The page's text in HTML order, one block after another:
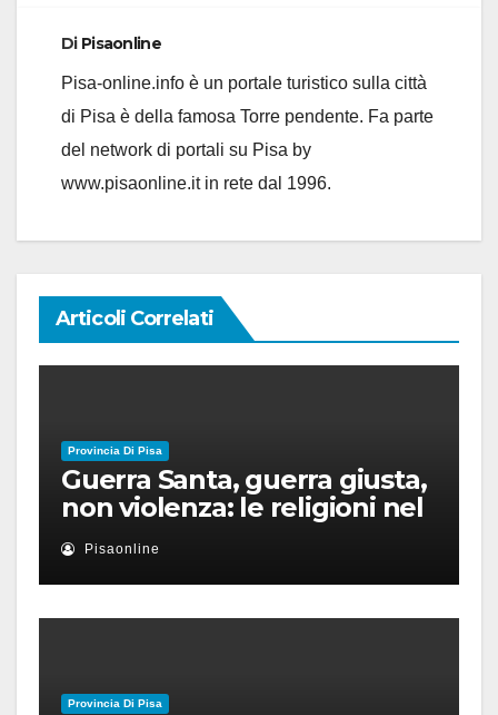
Di Pisaonline
Pisa-online.info è un portale turistico sulla città
di Pisa è della famosa Torre pendente. Fa parte
del network di portali su Pisa by
www.pisaonline.it in rete dal 1996.
Articoli Correlati
Provincia Di Pisa
Guerra Santa, guerra giusta,
non violenza: le religioni nel
nuovo disordine mondiale
Pisaonline
Provincia Di Pisa